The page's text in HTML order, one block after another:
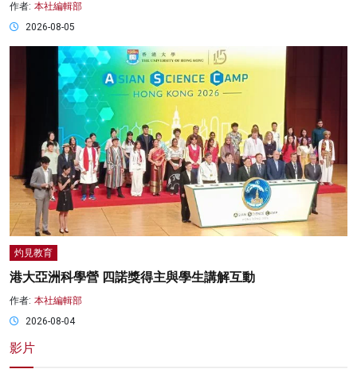
作者: 本社編輯部
2026-08-05
灼見教育
港大亞洲科學營 四諾獎得主與學生講解互動
作者: 本社編輯部
2026-08-04
影片